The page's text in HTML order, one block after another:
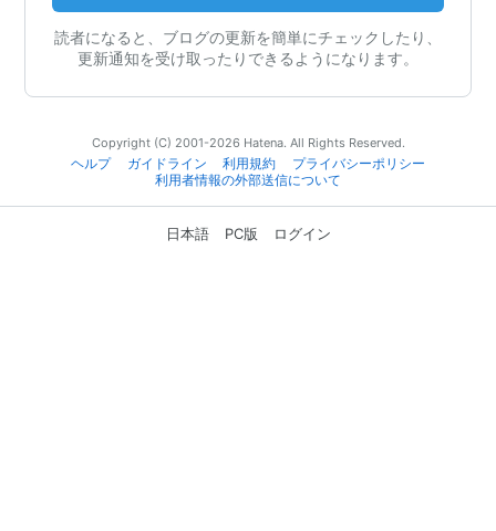
読者になると、ブログの更新を簡単にチェックしたり、
更新通知を受け取ったりできるようになります。
Copyright (C) 2001-2026 Hatena. All Rights Reserved.
ヘルプ
ガイドライン 利用規約
プライバシーポリシー
利用者情報の外部送信について
日本語 PC版 ログイン